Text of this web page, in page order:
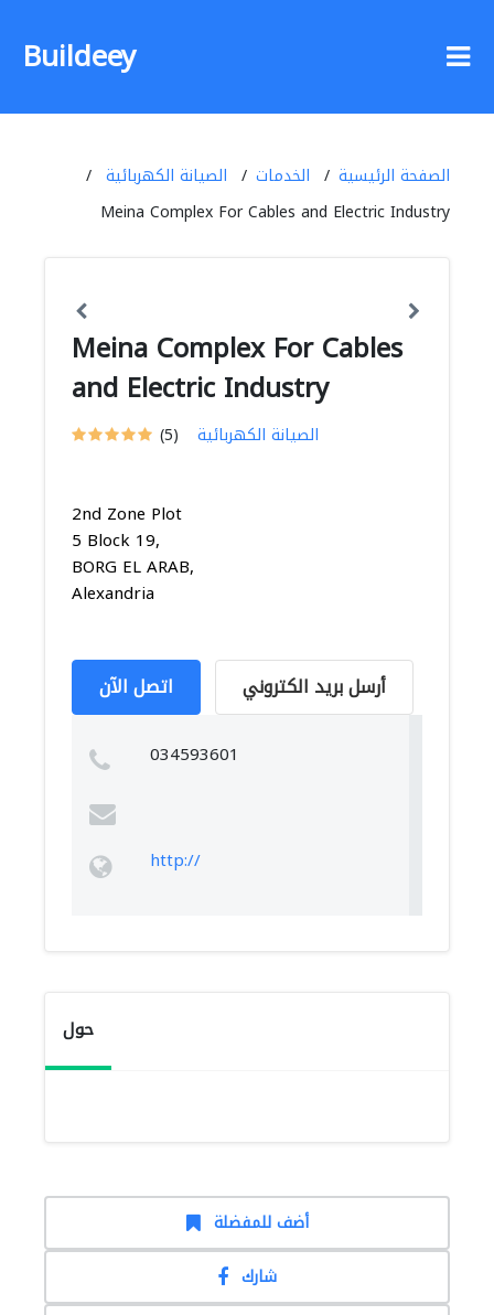
Buildeey
الصفحة الرئيسية الخدمات
الصيانة الكهربائية
Meina Complex For Cables and Electric Industry
Meina Complex For Cables
and Electric Industry
(5) الصيانة الكهربائية
2nd Zone Plot
5 Block 19,
BORG EL ARAB,
Alexandria
اتصل الآن أرسل بريد الكتروني
034593601
http://
حول
أضف للمفضلة
شارك